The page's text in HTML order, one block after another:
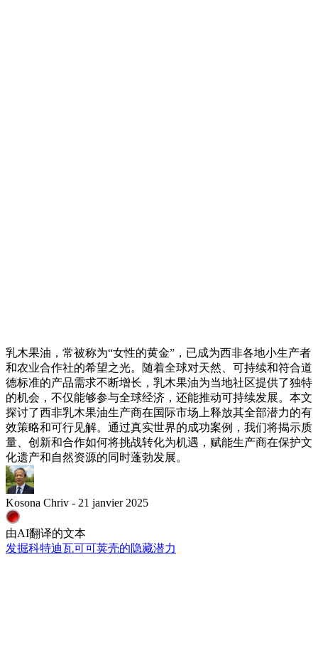
乳木果油，常被称为“女性的黄金”，已成为西非各地小生产者
和农业合作社的希望之光。随着全球对天然、可持续和符合道
德标准的产品需求不断增长，乳木果油为当地社区提供了独特
的机会，不仅能够参与全球经济，还能推动可持续发展。本文
探讨了西非乳木果油生产商在国际市场上释放其全部潜力的有
效策略和可行见解。通过真实世界的成功案例，我们将揭示质
量、创新和合作如何将挑战转化为机遇，赋能生产商在保护文
化遗产和自然资源的同时蓬勃发展。
Kosona Chriv - 21 janvier 2025
由AI翻译的文本
发掘科特迪瓦可可荚壳的隐藏潜力